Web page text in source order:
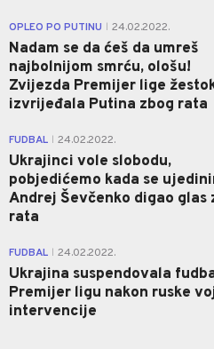
OPLEO PO PUTINU 24.02.2022.
Nadam se da ćeš da umreš
najbolnijom smrću, ološu!
Zvijezda Premijer lige
izvrijeđala Putina zbog rata
FUDBAL 24.02.2022.
Ukrajinci vole slobodu,
pobjedićemo kada se
Andrej Ševčenko digao glas
rata
FUDBAL 24.02.2022.
Ukrajina suspendovala
Premijer ligu nakon ruske
intervencije